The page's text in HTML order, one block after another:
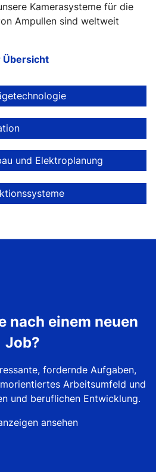
Kamerasysteme für die
Ampullen sind weltweit
Übersicht
und Elektroplanung
nach einem neuen
Job?
fordernde Aufgaben,
Arbeitsumfeld und
und beruflichen Entwicklung.
ansehen